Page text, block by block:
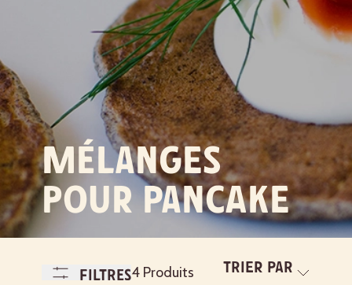
MÉLANGES
POUR PANCAKE
Filtres4 Produits Trier par A-